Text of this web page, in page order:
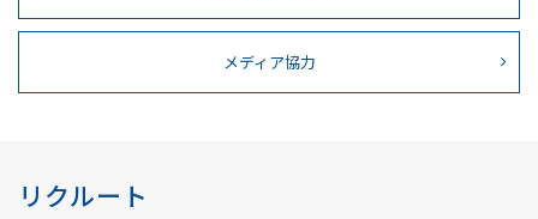
メディア協力
リクルート